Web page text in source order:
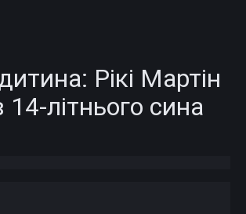
Рікі Мартін
14-літнього сина